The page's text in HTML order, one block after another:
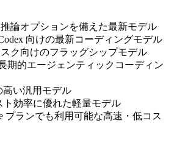
推論オプションを備えた最新モデル
向けの最新コーディングモデル
スク向けのフラッグシップモデル
期的エージェンティックコーディン
高い汎用モデル
ト効率に優れた軽量モデル
プランでも利用可能な高速・低コス